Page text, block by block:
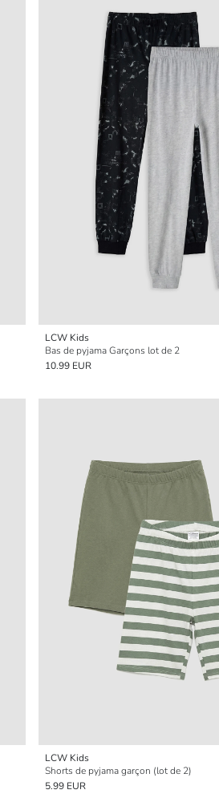
LCW Kids
Bas de pyjama Garçons lot de 2
10.99 EUR
LCW Kids
Shorts de pyjama garçon (lot de 2)
5.99 EUR